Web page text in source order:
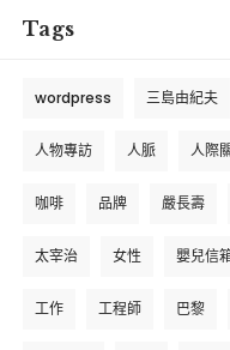
Tags
wordpress 三島由紀夫
人物專訪 人脈 人際
咖啡 品牌 嚴長壽
太宰治 女性 嬰兒信
工作 工程師 巴黎